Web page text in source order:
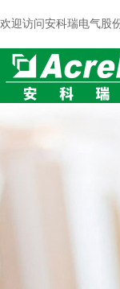
欢迎访问安科瑞电气股